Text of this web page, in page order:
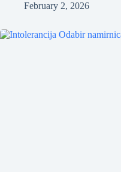
February 2, 2026